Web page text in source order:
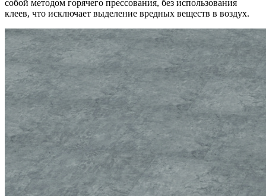
собой методом горячего прессования, без использования
клеев, что исключает выделение вредных веществ в воздух.